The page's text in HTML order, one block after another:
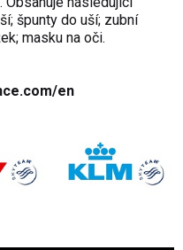
špunty do uší; zubní
masku na oči.
en